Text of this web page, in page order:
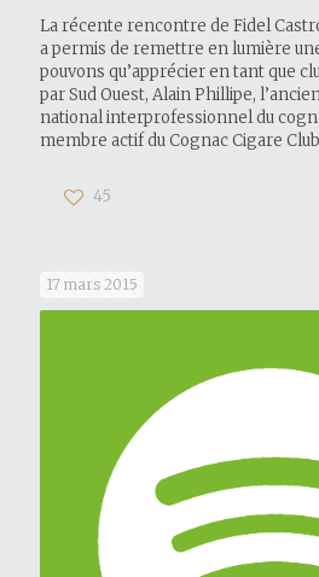
La récente rencontre de Fidel
a permis de remettre en lumière
pouvons qu’apprécier en tant que
par Sud Ouest, Alain Phillipe,
national interprofessionnel du
membre actif du Cognac Cigare
45
17 mars 2015